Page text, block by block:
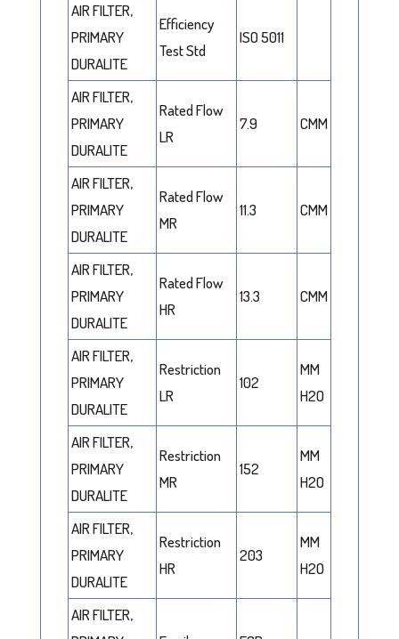
AIR FILTER,
PRIMARY
DURALITE
Efficiency
Test Std
ISO 5011
AIR FILTER,
PRIMARY
DURALITE
Rated Flow
LR
7.9 CMM
AIR FILTER,
PRIMARY
DURALITE
Rated Flow
MR
11.3 CMM
AIR FILTER,
PRIMARY
DURALITE
Rated Flow
HR
13.3 CMM
AIR FILTER,
PRIMARY
DURALITE
Restriction
LR
102
MM
H2O
AIR FILTER,
PRIMARY
DURALITE
Restriction
MR
152
MM
H2O
AIR FILTER,
PRIMARY
DURALITE
Restriction
HR
203
MM
H2O
AIR FILTER,